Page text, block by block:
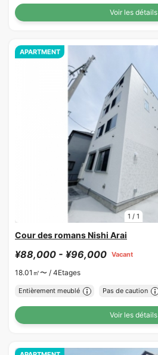
Voir les détails
1 / 1
APARTMENT
Cour des romans Nishi Arai
¥88,000 - ¥96,000 Vacant
18.01㎡〜 / 4Etages
Entièrement meublé Pas de caution
Voir les détails